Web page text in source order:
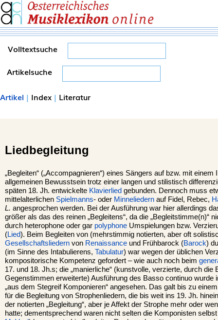
Volltextsuche
Artikelsuche
Artikel | Index | Literatur
Liedbegleitung
„Begleiten“ („Accompagnieren“) eines Sängers auf bzw. mit einem
allgemeinen Bewusstsein trotz einer langen und stilistisch
späten 18. Jh. entwickelte Klavierlied gebunden. Dennoch muss
mittelalterlichen Spielmanns- oder Minneliedern auf Fidel, Rebec,
L. angesprochen werden. Bei der Ausführung war hier allerdings
größer als das des reinen „Begleitens“, da die „Begleitstimme(n)“
durch heterophone oder gar polyphone Umspielungen bzw.
(Lied). Beim Begleiten von (mehrstimmig notierten, aber oft
Gesellschaftsliedern von Renaissance und Frühbarock (Barock)
(im Sinne des Intabulierens, Tabulatur) war wegen der üblichen
kompositorische Kompetenz gefordert – wie auch noch beim
17. und 18. Jh.s; die „manierliche“ (kunstvolle, verzierte, durch die
Gegenstimmen erweiterte) Ausführung des Basso continuo wurde
„aus dem Stegreif Komponieren“ angesehen. Das galt bis zu
für die Begleitung von Strophenliedern, die bis weit ins 19. Jh.
der notierten „Begleitung“, aber je Affekt der Strophe mehr oder
hatte; dementsprechend waren nicht selten die Komponisten